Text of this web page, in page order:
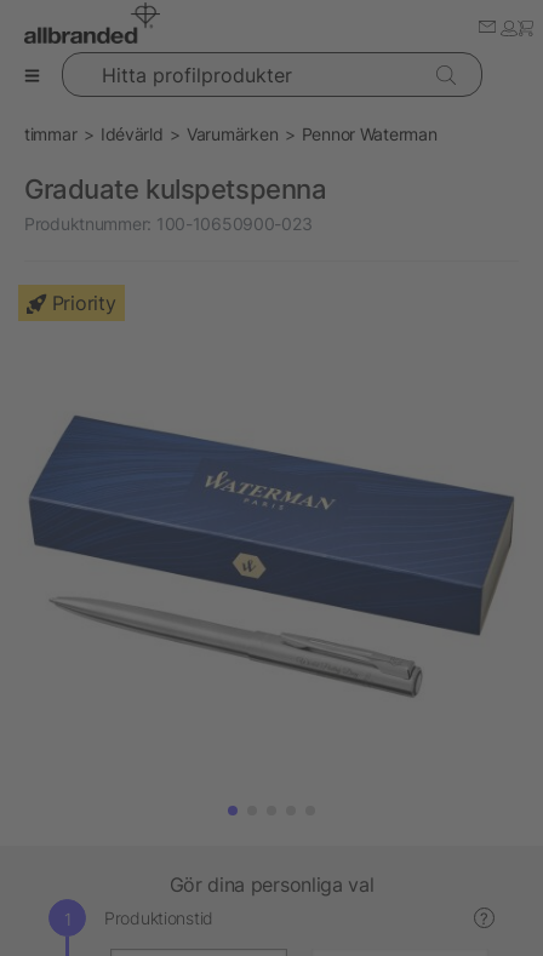
Hitta profilprodukter
timmar Idévärld Varumärken Pennor Waterman
Graduate kulspetspenna
Produktnummer: 100-10650900-023
Priority
Gör dina personliga val
Produktionstid ?